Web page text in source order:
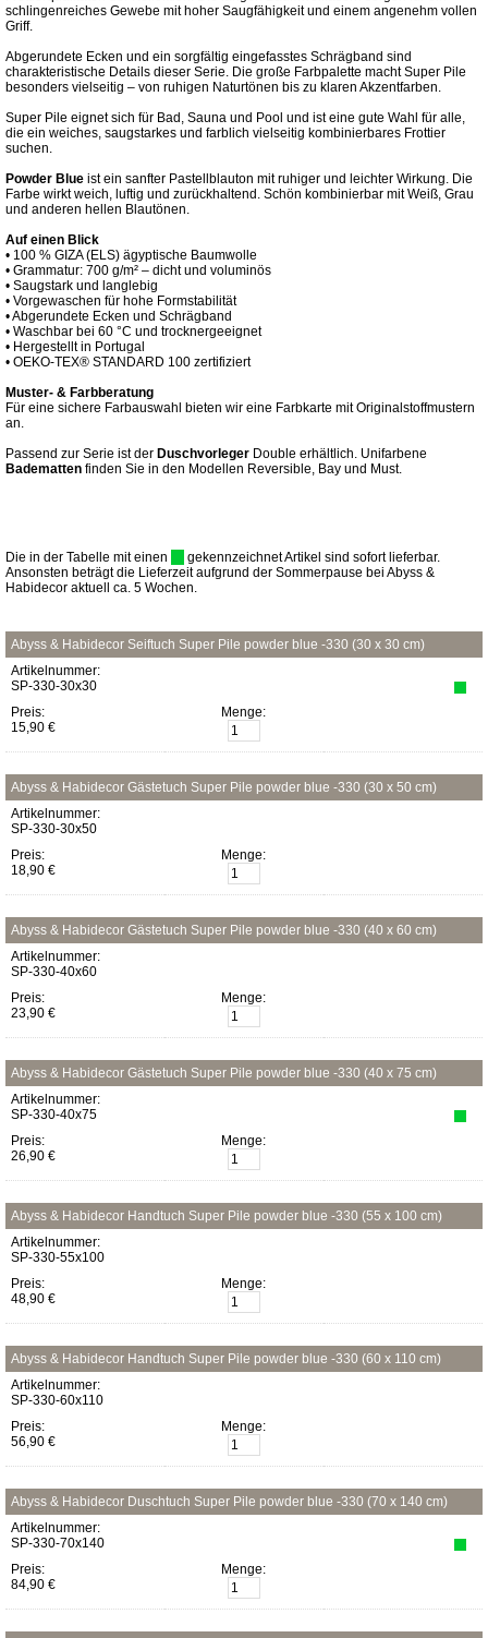
schlingenreiches Gewebe mit hoher Saugfähigkeit und einem angenehm vollen
Griff.
Abgerundete Ecken und ein sorgfältig eingefasstes Schrägband sind
charakteristische Details dieser Serie. Die große Farbpalette macht Super Pile
besonders vielseitig – von ruhigen Naturtönen bis zu klaren Akzentfarben.
Super Pile eignet sich für Bad, Sauna und Pool und ist eine gute Wahl für alle,
die ein weiches, saugstarkes und farblich vielseitig kombinierbares Frottier
suchen.
Powder Blue ist ein sanfter Pastellblauton mit ruhiger und leichter Wirkung. Die
Farbe wirkt weich, luftig und zurückhaltend. Schön kombinierbar mit Weiß, Grau
und anderen hellen Blautönen.
Auf einen Blick
• 100 % GIZA (ELS) ägyptische Baumwolle
• Grammatur: 700 g/m² – dicht und voluminös
• Saugstark und langlebig
• Vorgewaschen für hohe Formstabilität
• Abgerundete Ecken und Schrägband
• Waschbar bei 60 °C und trocknergeeignet
• Hergestellt in Portugal
• OEKO-TEX® STANDARD 100 zertifiziert
Muster- & Farbberatung
Für eine sichere Farbauswahl bieten wir eine Farbkarte mit Originalstoffmustern
an.
Passend zur Serie ist der Duschvorleger Double erhältlich. Unifarbene
Badematten finden Sie in den Modellen Reversible, Bay und Must.
Die in der Tabelle mit einen
gekennzeichnet Artikel sind sofort lieferbar.
Ansonsten beträgt die Lieferzeit aufgrund der Sommerpause bei Abyss &
Habidecor aktuell ca. 5 Wochen.
Abyss & Habidecor Seiftuch Super Pile powder blue -330 (30 x 30 cm)
Artikelnummer:
SP-330-30x30
Preis:
15,90 €
Menge:
Abyss & Habidecor Gästetuch Super Pile powder blue -330 (30 x 50 cm)
Artikelnummer:
SP-330-30x50
Preis:
18,90 €
Menge:
Abyss & Habidecor Gästetuch Super Pile powder blue -330 (40 x 60 cm)
Artikelnummer:
SP-330-40x60
Preis:
23,90 €
Menge:
Abyss & Habidecor Gästetuch Super Pile powder blue -330 (40 x 75 cm)
Artikelnummer:
SP-330-40x75
Preis:
26,90 €
Menge:
Abyss & Habidecor Handtuch Super Pile powder blue -330 (55 x 100 cm)
Artikelnummer:
SP-330-55x100
Preis:
48,90 €
Menge:
Abyss & Habidecor Handtuch Super Pile powder blue -330 (60 x 110 cm)
Artikelnummer:
SP-330-60x110
Preis:
56,90 €
Menge:
Abyss & Habidecor Duschtuch Super Pile powder blue -330 (70 x 140 cm)
Artikelnummer:
SP-330-70x140
Preis:
84,90 €
Menge: